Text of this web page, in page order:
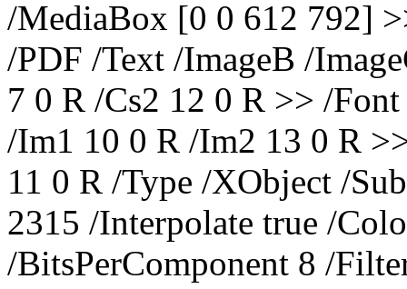
/MediaBox [0 0 612 792]
/PDF /Text /ImageB /
7 0 R /Cs2 12 0 R >> /
/Im1 10 0 R /Im2 13 0 R
11 0 R /Type /XObject /
2315 /Interpolate true /
/BitsPerComponent 8 /